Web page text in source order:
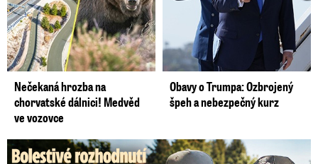
Nečekaná hrozba na
chorvatské dálnici! Medvěd
ve vozovce
Obavy o Trumpa: Ozbrojený
špeh a nebezpečný kurz
Bolestivé rozhodnutí Honzy Musila: Tátu musel dát do ústavu